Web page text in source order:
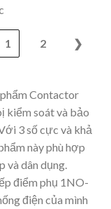
1 2 ❯
Contactor
kiểm soát và bảo
3 số cực và khả
này phù hợp
và dân dụng.
điểm phụ 1NO-
điện của mình